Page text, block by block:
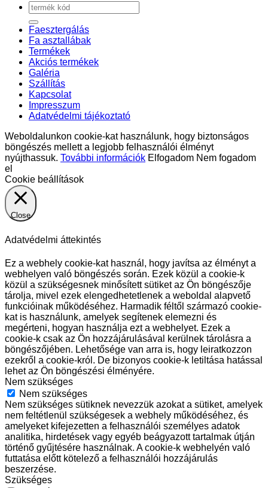
Keresés
a
következőre:
Faesztergálás
Fa asztallábak
Termékek
Akciós termékek
Galéria
Szállítás
Kapcsolat
Impresszum
Adatvédelmi tájékoztató
Weboldalunkon cookie-kat használunk, hogy biztonságos
böngészés mellett a legjobb felhasználói élményt
nyújthassuk. További információk Elfogadom Nem fogadom
el
Cookie beállítások
Close
Adatvédelmi áttekintés
Ez a webhely cookie-kat használ, hogy javítsa az élményt a
webhelyen való böngészés során. Ezek közül a cookie-k
közül a szükségesnek minősített sütiket az Ön böngészője
tárolja, mivel ezek elengedhetetlenek a weboldal alapvető
funkcióinak működéséhez. Harmadik féltől származó cookie-
kat is használunk, amelyek segítenek elemezni és
megérteni, hogyan használja ezt a webhelyet. Ezek a
cookie-k csak az Ön hozzájárulásával kerülnek tárolásra a
böngészőjében. Lehetősége van arra is, hogy leiratkozzon
ezekről a cookie-król. De bizonyos cookie-k letiltása hatással
lehet az Ön böngészési élményére.
Nem szükséges
Nem szükséges
Nem szükséges sütiknek nevezzük azokat a sütiket, amelyek
nem feltétlenül szükségesek a webhely működéséhez, és
amelyeket kifejezetten a felhasználói személyes adatok
analitika, hirdetések vagy egyéb beágyazott tartalmak útján
történő gyűjtésére használnak. A cookie-k webhelyén való
futtatása előtt kötelező a felhasználói hozzájárulás
beszerzése.
Szükséges